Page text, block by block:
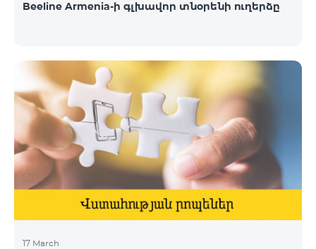
Beeline Armenia-ի գլխավոր տնօրենի ուղերձը
17 March